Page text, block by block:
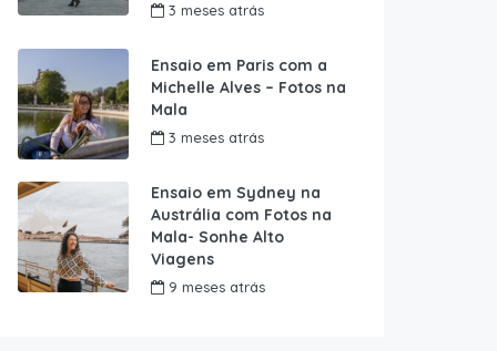
3 meses atrás
Ensaio em Paris com a
Michelle Alves – Fotos na
Mala
3 meses atrás
Ensaio em Sydney na
Austrália com Fotos na
Mala- Sonhe Alto
Viagens
9 meses atrás